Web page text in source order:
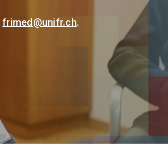
frimed@unifr.ch.